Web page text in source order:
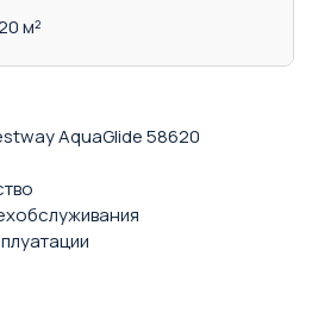
м²
AquaGlide 58620